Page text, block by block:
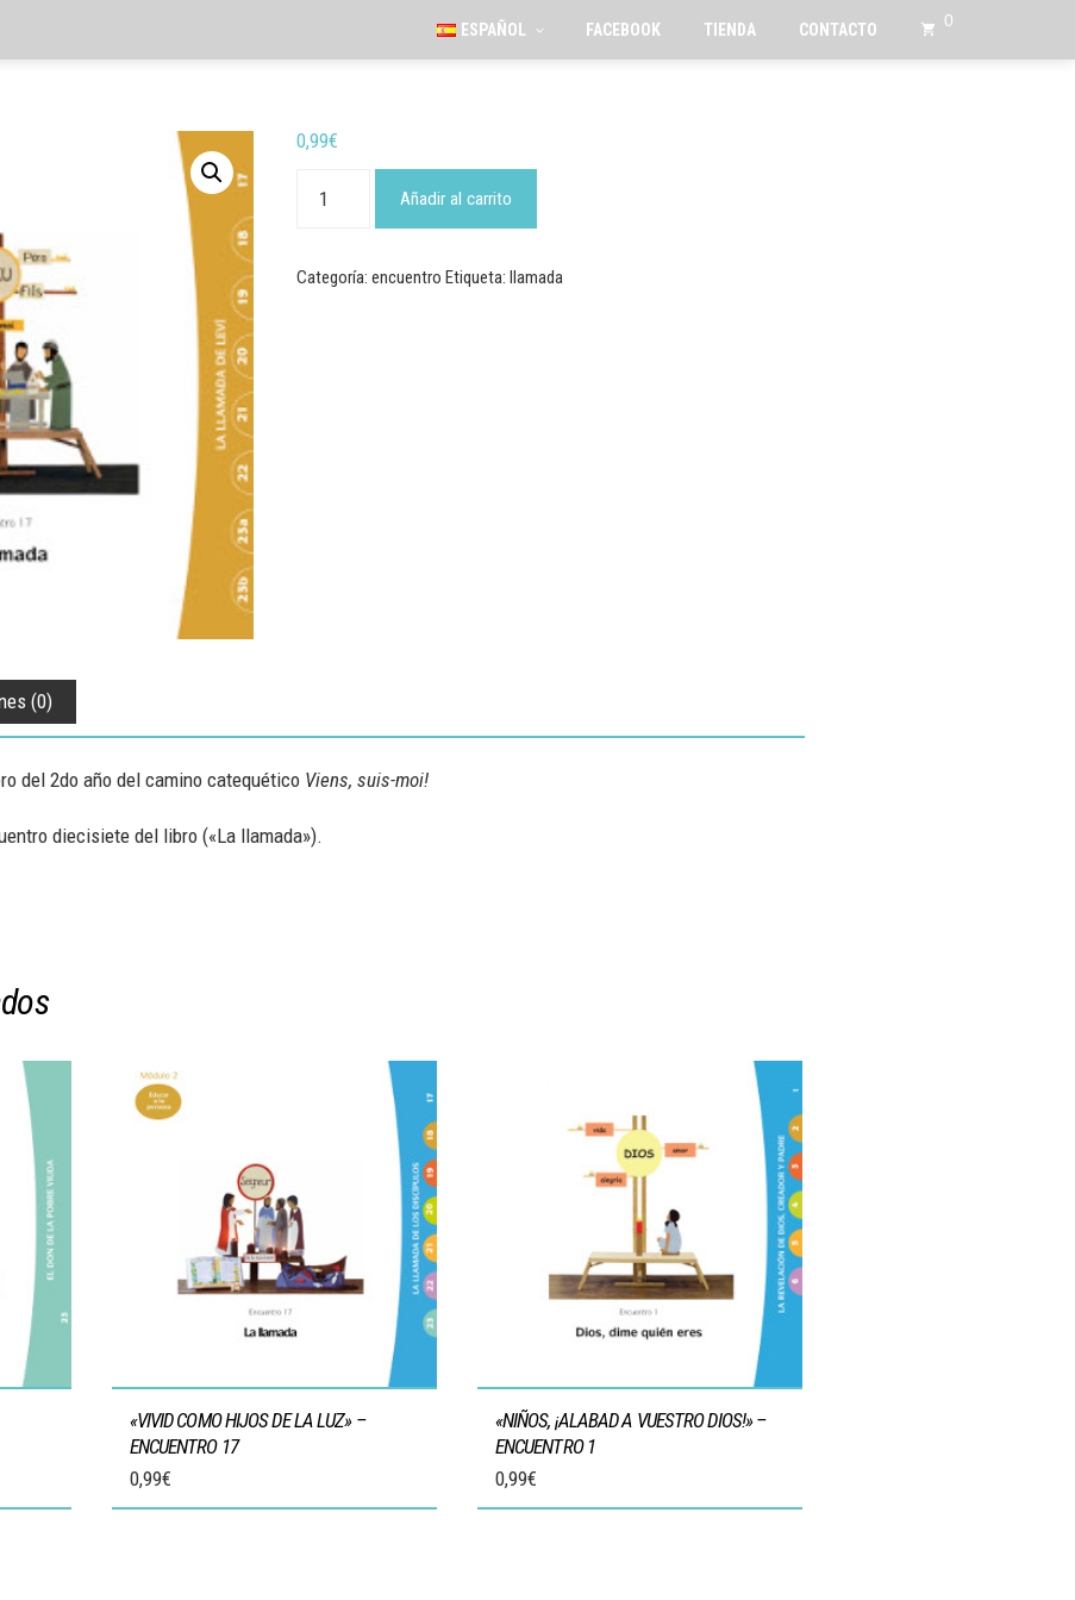
ESPAÑOL FACEBOOK TIENDA CONTACTO 0
0,99€
Encuentro
Añadir al carrito
Categoría: encuentro Etiqueta: llamada
(0)
del 2do año del camino catequético Viens, suis-moi!
diecisiete del libro («La llamada»).
«VIVID COMO HIJOS DE LA LUZ» –
ENCUENTRO 17
0,99€
«NIÑOS, ¡ALABAD A VUESTRO DIOS!» –
ENCUENTRO 1
0,99€